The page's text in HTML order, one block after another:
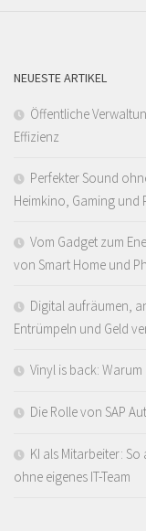
NEUESTE ARTIKEL
Öffentliche
Effizienz
Perfekter Sound
Heimkino, Gaming
Vom Gadget zum
von Smart Home und
Digital aufräumen,
Entrümpeln und Geld
Vinyl is back:
Die Rolle von SAP
KI als Mitarbeiter:
ohne eigenes IT-Team